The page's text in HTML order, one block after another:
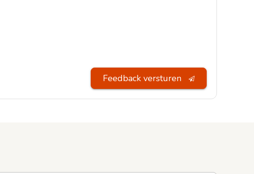
Feedback versturen